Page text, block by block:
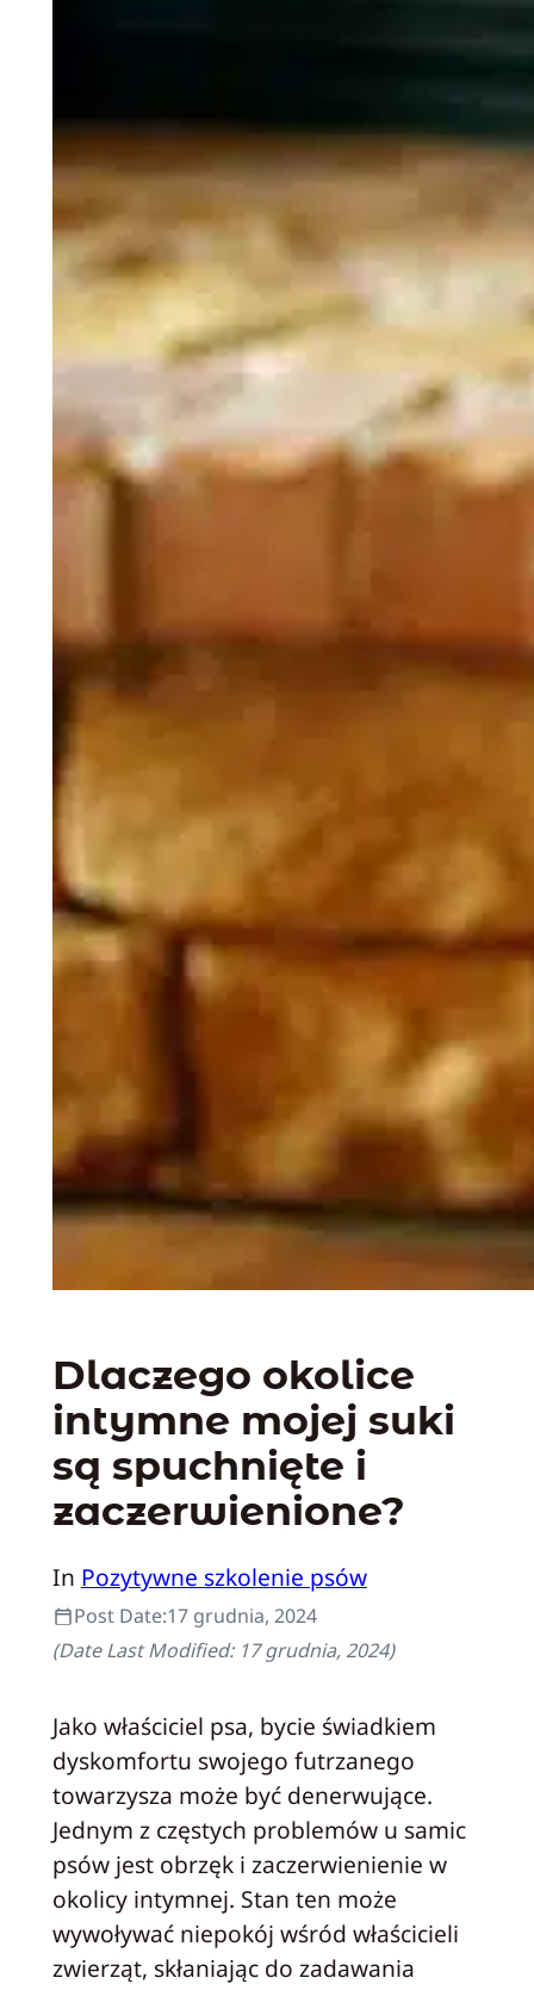
Dlaczego okolice
intymne mojej suki
są spuchnięte i
zaczerwienione?
In Pozytywne szkolenie psów
Post Date:17 grudnia, 2024
(Date Last Modified: 17 grudnia, 2024)
Jako właściciel psa, bycie świadkiem
dyskomfortu swojego futrzanego
towarzysza może być denerwujące.
Jednym z częstych problemów u samic
psów jest obrzęk i zaczerwienienie w
okolicy intymnej. Stan ten może
wywoływać niepokój wśród właścicieli
zwierząt, skłaniając do zadawania